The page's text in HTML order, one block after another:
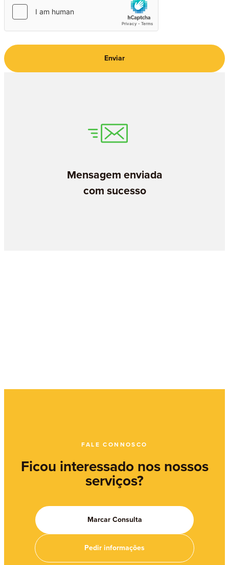
Enviar
Mensagem enviada
com sucesso
FALE CONNOSCO
Ficou interessado nos nossos
serviços?
Marcar Consulta
Pedir informações